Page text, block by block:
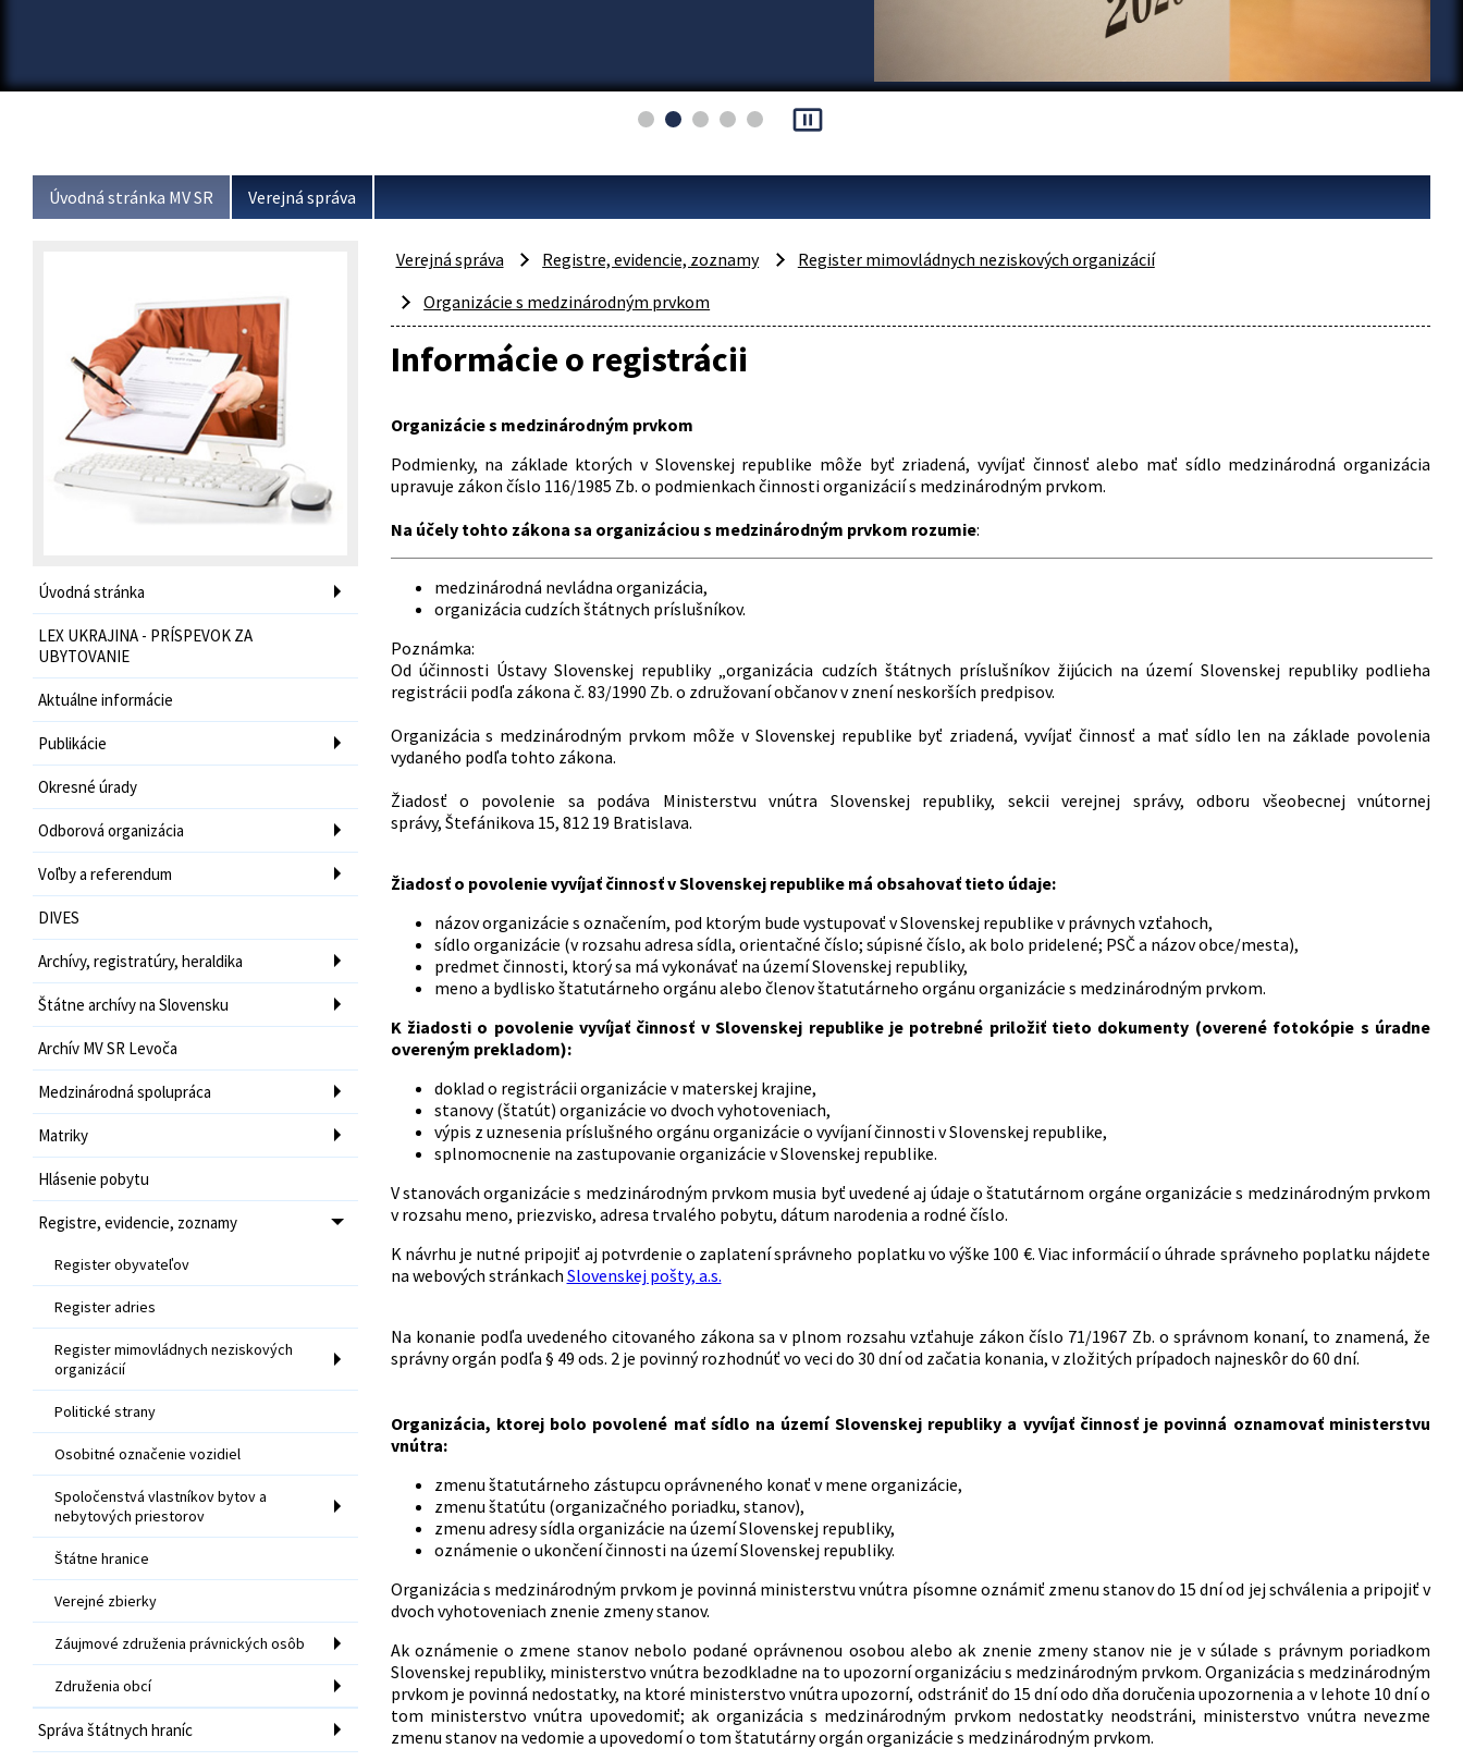
pause_presentation
Úvodná stránka MV SR Verejná správa
Úvodná stránka
LEX UKRAJINA - PRÍSPEVOK ZA
UBYTOVANIE
Aktuálne informácie
Publikácie
Okresné úrady
Odborová organizácia
Voľby a referendum
DIVES
Archívy, registratúry, heraldika
Štátne archívy na Slovensku
Archív MV SR Levoča
Medzinárodná spolupráca
Matriky
Hlásenie pobytu
Registre, evidencie, zoznamy
Register obyvateľov
Register adries
Register mimovládnych neziskových
organizácií
Politické strany
Osobitné označenie vozidiel
Spoločenstvá vlastníkov bytov a
nebytových priestorov
Štátne hranice
Verejné zbierky
Záujmové združenia právnických osôb
Združenia obcí
Správa štátnych hraníc
Verejná správa Registre, evidencie, zoznamy
Register mimovládnych neziskových organizácií
Organizácie s medzinárodným prvkom
Informácie o registrácii
Organizácie s medzinárodným prvkom
Podmienky, na základe ktorých v Slovenskej republike môže byť zriadená, vyvíjať činnosť alebo mať sídlo medzinárodná organizácia
upravuje zákon číslo 116/1985 Zb. o podmienkach činnosti organizácií s medzinárodným prvkom.
Na účely tohto zákona sa organizáciou s medzinárodným prvkom rozumie:
medzinárodná nevládna organizácia,
organizácia cudzích štátnych príslušníkov.
Poznámka:
Od účinnosti Ústavy Slovenskej republiky „organizácia cudzích štátnych príslušníkov žijúcich na území Slovenskej republiky podlieha
registrácii podľa zákona č. 83/1990 Zb. o združovaní občanov v znení neskorších predpisov.
Organizácia s medzinárodným prvkom môže v Slovenskej republike byť zriadená, vyvíjať činnosť a mať sídlo len na základe povolenia
vydaného podľa tohto zákona.
Žiadosť o povolenie sa podáva Ministerstvu vnútra Slovenskej republiky, sekcii verejnej správy, odboru všeobecnej vnútornej
správy, Štefánikova 15, 812 19 Bratislava.
Žiadosť o povolenie vyvíjať činnosť v Slovenskej republike má obsahovať tieto údaje:
názov organizácie s označením, pod ktorým bude vystupovať v Slovenskej republike v právnych vzťahoch,
sídlo organizácie (v rozsahu adresa sídla, orientačné číslo; súpisné číslo, ak bolo pridelené; PSČ a názov obce/mesta),
predmet činnosti, ktorý sa má vykonávať na území Slovenskej republiky,
meno a bydlisko štatutárneho orgánu alebo členov štatutárneho orgánu organizácie s medzinárodným prvkom.
K žiadosti o povolenie vyvíjať činnosť v Slovenskej republike je potrebné priložiť tieto dokumenty (overené fotokópie s úradne
overeným prekladom):
doklad o registrácii organizácie v materskej krajine,
stanovy (štatút) organizácie vo dvoch vyhotoveniach,
výpis z uznesenia príslušného orgánu organizácie o vyvíjaní činnosti v Slovenskej republike,
splnomocnenie na zastupovanie organizácie v Slovenskej republike.
V stanovách organizácie s medzinárodným prvkom musia byť uvedené aj údaje o štatutárnom orgáne organizácie s medzinárodným prvkom
v rozsahu meno, priezvisko, adresa trvalého pobytu, dátum narodenia a rodné číslo.
K návrhu je nutné pripojiť aj potvrdenie o zaplatení správneho poplatku vo výške 100 €. Viac informácií o úhrade správneho poplatku nájdete
na webových stránkach Slovenskej pošty, a.s.
Na konanie podľa uvedeného citovaného zákona sa v plnom rozsahu vzťahuje zákon číslo 71/1967 Zb. o správnom konaní, to znamená, že
správny orgán podľa § 49 ods. 2 je povinný rozhodnúť vo veci do 30 dní od začatia konania, v zložitých prípadoch najneskôr do 60 dní.
Organizácia, ktorej bolo povolené mať sídlo na území Slovenskej republiky a vyvíjať činnosť je povinná oznamovať ministerstvu
vnútra:
zmenu štatutárneho zástupcu oprávneného konať v mene organizácie,
zmenu štatútu (organizačného poriadku, stanov),
zmenu adresy sídla organizácie na území Slovenskej republiky,
oznámenie o ukončení činnosti na území Slovenskej republiky.
Organizácia s medzinárodným prvkom je povinná ministerstvu vnútra písomne oznámiť zmenu stanov do 15 dní od jej schválenia a pripojiť v
dvoch vyhotoveniach znenie zmeny stanov.
Ak oznámenie o zmene stanov nebolo podané oprávnenou osobou alebo ak znenie zmeny stanov nie je v súlade s právnym poriadkom
Slovenskej republiky, ministerstvo vnútra bezodkladne na to upozorní organizáciu s medzinárodným prvkom. Organizácia s medzinárodným
prvkom je povinná nedostatky, na ktoré ministerstvo vnútra upozorní, odstrániť do 15 dní odo dňa doručenia upozornenia a v lehote 10 dní o
tom ministerstvo vnútra upovedomiť; ak organizácia s medzinárodným prvkom nedostatky neodstráni, ministerstvo vnútra nevezme
zmenu stanov na vedomie a upovedomí o tom štatutárny orgán organizácie s medzinárodným prvkom.